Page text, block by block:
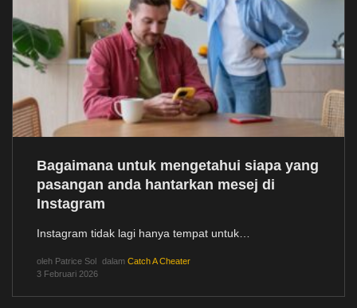
Bagaimana untuk mengetahui siapa yang
pasangan anda hantarkan mesej di
Instagram
Instagram tidak lagi hanya tempat untuk…
oleh Patrice Sol dalam Catch A Cheater
3 Februari 2026